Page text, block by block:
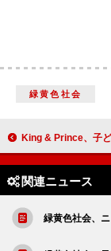
緑黄色社会
King & Prince、子ども達と触れ合う『6歳は誰だ！？ 同
関連ニュース
緑黄色社会、